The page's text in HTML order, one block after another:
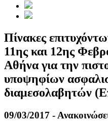
Πίνακες
11ης και 12ης
Αθήνα για την
υποψηφίων
διαμεσολαβητών
09/03/2017 -